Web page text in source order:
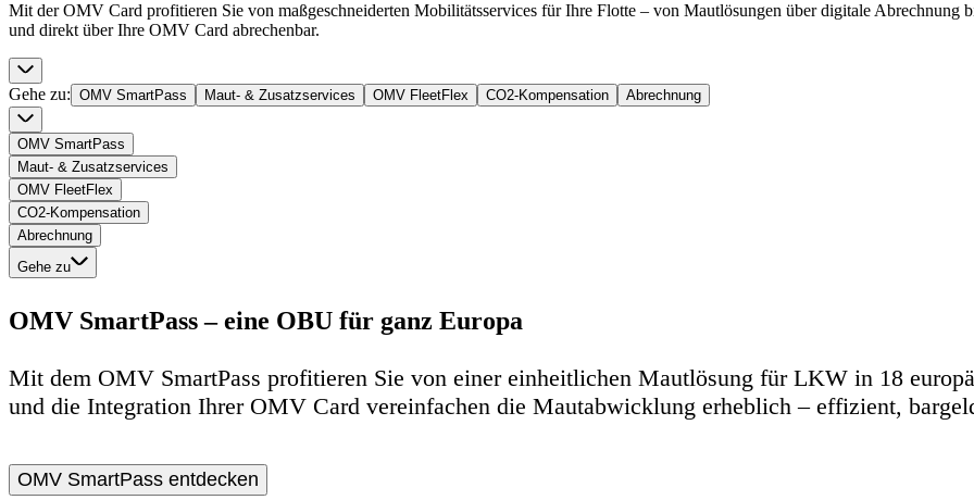
Mit der OMV Card profitieren Sie von maßgeschneiderten Mobilitätsservices für Ihre Flotte – von Mautlösungen über digitale
und direkt über Ihre OMV Card abrechenbar.
Gehe zu: OMV SmartPass Maut- & Zusatzservices OMV FleetFlex CO2-Kompensation Abrechnung
OMV SmartPass
Maut- & Zusatzservices
OMV FleetFlex
CO2-Kompensation
Abrechnung
Gehe zu
OMV SmartPass – eine OBU für ganz Europa
Mit dem OMV SmartPass profitieren Sie von einer einheitlichen Mautlösung für LKW in 18
und die Integration Ihrer OMV Card vereinfachen die Mautabwicklung erheblich – effizient,
OMV SmartPass entdecken